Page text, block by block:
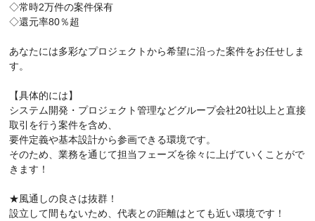
◇常時2万件の案件保有
◇還元率80％超
あなたには多彩なプロジェクトから希望に沿った案件をお任せしま
す。
【具体的には】
システム開発・プロジェクト管理などグループ会社20社以上と直接
取引を行う案件を含め、
要件定義や基本設計から参画できる環境です。
そのため、業務を通じて担当フェーズを徐々に上げていくことがで
きます！
★風通しの良さは抜群！
設立して間もないため、代表との距離はとても近い環境です！